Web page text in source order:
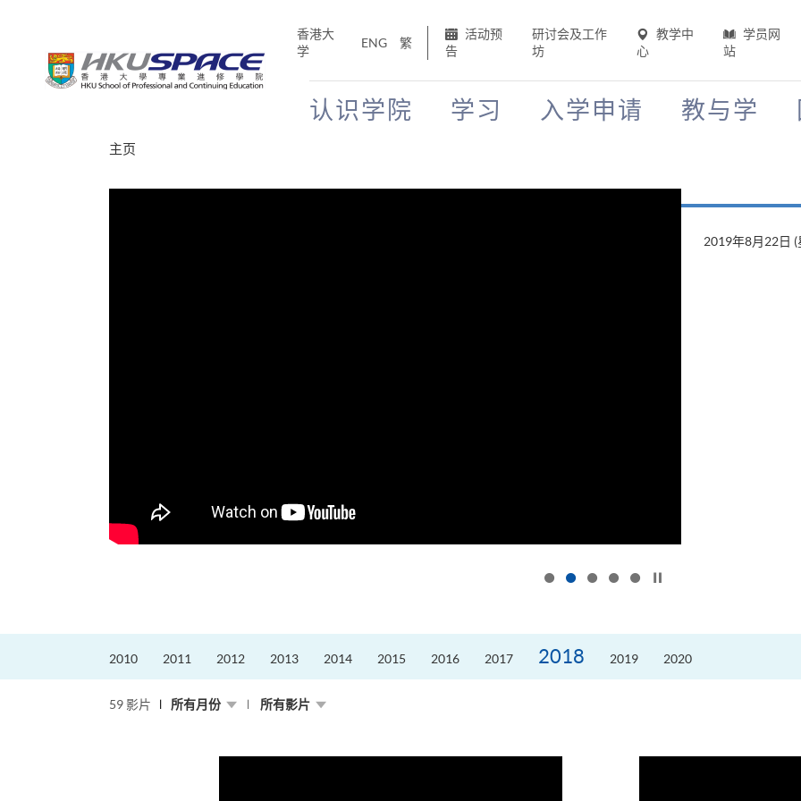
香港大
学
ENG 繁
活动预
告
研讨会及工作
坊
教学中
心
学员网
站
认识学院 学习 入学申请 教与学
主页
2019年8月22日 (
2010 2011 2012 2013 2014 2015 2016 2017 2018 2019 2020
59 影片 所有月份 所有影片